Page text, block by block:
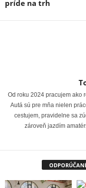
príde na trh
Od roku 2024 pracujem ako
Autá sú pre mňa nielen
cestujem, pravidelne sa
zároveň jazdím